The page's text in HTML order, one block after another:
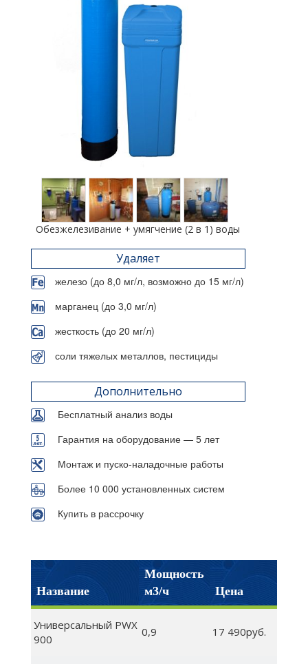
Обезжелезивание + умягчение (2 в 1) воды
Удаляет
железо (до 8,0 мг/л, возможно до 15 мг/л)
марганец (до 3,0 мг/л)
жесткость (до 20 мг/л)
соли тяжелых металлов, пестициды
Дополнительно
Бесплатный анализ воды
Гарантия на оборудование — 5 лет
Монтаж и пуско-наладочные работы
Более 10 000 установленных систем
Купить в рассрочку
Название
Мощность
м3/ч
Цена
Универсальный PWX
900
0,9 17 490руб.